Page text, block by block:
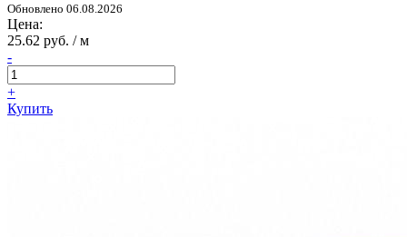
Обновлено 06.08.2026
Цена:
25.62 руб. / м
-
+
Купить